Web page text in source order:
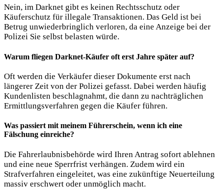
Nein, im Darknet gibt es keinen Rechtsschutz oder
Käuferschutz für illegale Transaktionen. Das Geld ist bei
Betrug unwiederbringlich verloren, da eine Anzeige bei der
Polizei Sie selbst belasten würde.
Warum fliegen Darknet-Käufer oft erst Jahre später auf?
Oft werden die Verkäufer dieser Dokumente erst nach
längerer Zeit von der Polizei gefasst. Dabei werden häufig
Kundenlisten beschlagnahmt, die dann zu nachträglichen
Ermittlungsverfahren gegen die Käufer führen.
Was passiert mit meinem Führerschein, wenn ich eine
Fälschung einreiche?
Die Fahrerlaubnisbehörde wird Ihren Antrag sofort ablehnen
und eine neue Sperrfrist verhängen. Zudem wird ein
Strafverfahren eingeleitet, was eine zukünftige Neuerteilung
massiv erschwert oder unmöglich macht.